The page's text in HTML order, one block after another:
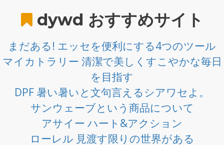
dywd おすすめサイト
まだある! エッセを便利にする4つのツール
マイカトラリー 清潔で美しくすこやかな毎日
を目指す
DPF 暑い暑いと文句言えるシアワセよ。
サンウェーブという商品について
アサイー ハート&アクション
ローレル 見渡す限りの世界がある